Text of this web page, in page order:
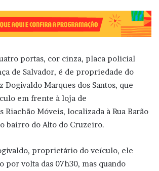
portas, cor cinza, placa policial
de Salvador, é de propriedade do
Dogivaldo Marques dos Santos, que
em frente à loja de
Riachão Móveis, localizada à Rua Barão
bairro do Alto do Cruzeiro.
proprietário do veículo, ele
por volta das 07h30, mas quando